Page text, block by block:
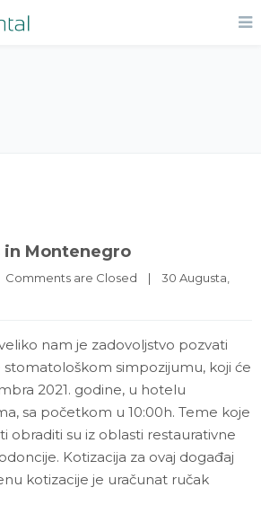
in Montenegro
Comments are Closed |
30 Augusta,
nam je zadovoljstvo pozvati
stomatološkom simpozijumu, koji će
2021. godine, u hotelu
sa početkom u 10:00h. Teme koje
obraditi su iz oblasti restaurativne
Kotizacija za ovaj događaj
kotizacije je uračunat ručak